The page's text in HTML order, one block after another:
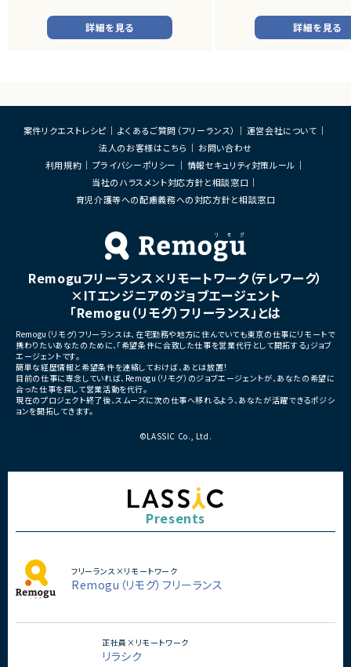
■業務内容
・SAP BWの既存データモデルおよび帳票出
び帳票出力基盤の構築
・各種データ検証、テスト対応
・周辺システムとのデータ連携設計および実
・フルリモート勤務 （初日のみ目黒へ出社）
詳細を見る
バーの開発
・ソフトウェア評価および不
■募集背景
・開発体制強化に伴う増員募
■担当工程
■その他補足
いへの出社が発生する可能
・長期参画が見込まれる案件
詳細を見る
案件リクエストレシピ よくあるご質問（フリーランス）
運営会社について
法人のお客様はこちら
お問い合わせ
利用規約
プライバシーポリシー
情報セキュリティ対策ルール
当社のハラスメント対応方針と相談窓口
育児介護等への配慮義務への対応方針と相談窓口
Remoguフリーランス×リモートワーク（テレワーク）
×ITエンジニアのジョブエージェント
「Remogu（リモグ）フリーランス」とは
Remogu（リモグ）フリーランスは、在宅勤務や地方に住んでいても東京の仕事にリモートで
携わりたいあなたのために、「希望条件に合致した仕事を営業代行として開拓する」ジョブ
エージェントです。
簡単な経歴情報と希望条件を連絡しておけば、あとは放置！
目前の仕事に専念していれば、Remogu（リモグ）のジョブエージェントが、あなたの希望に
合った仕事を探して営業活動を代行。
現在のプロジェクト終了後、スムーズに次の仕事へ移れるよう、あなたが活躍できるポジシ
ョンを開拓してきます。
©LASSIC Co., Ltd.
Presents
フリーランス×リモートワーク
Remogu（リモグ）フリーランス
正社員×リモートワーク
リラシク